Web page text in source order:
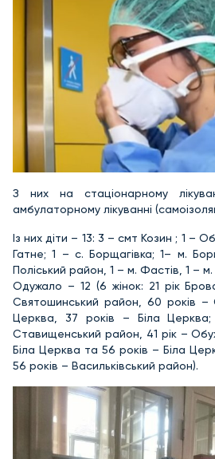
З них на стаціонарному
амбулаторному лікуванні
Із них діти – 13: 3 – смт Козин ; 1 –
Гатне; 1 – с. Борщагівка; 1– м.
Поліський район, 1 – м. Фастів, 1 –
Одужало – 12 (6 жінок: 21 рік
Святошинський район, 60 років –
Церква, 37 років – Біла Церква;
Ставищенський район, 41 рік –
Біла Церква та 56 років – Біла
56 років – Васильківський район).